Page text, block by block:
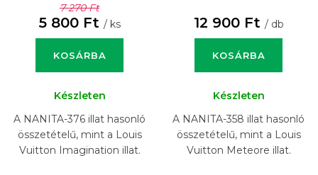
7 270 Ft
5 800 Ft / ks
KOSÁRBA
Készleten
A NANITA-376 illat hasonló
összetételű, mint a Louis
Vuitton Imagination illat.
12 900 Ft / db
KOSÁRBA
Készleten
A NANITA-358 illat hasonló
összetételű, mint a Louis
Vuitton Meteore illat.